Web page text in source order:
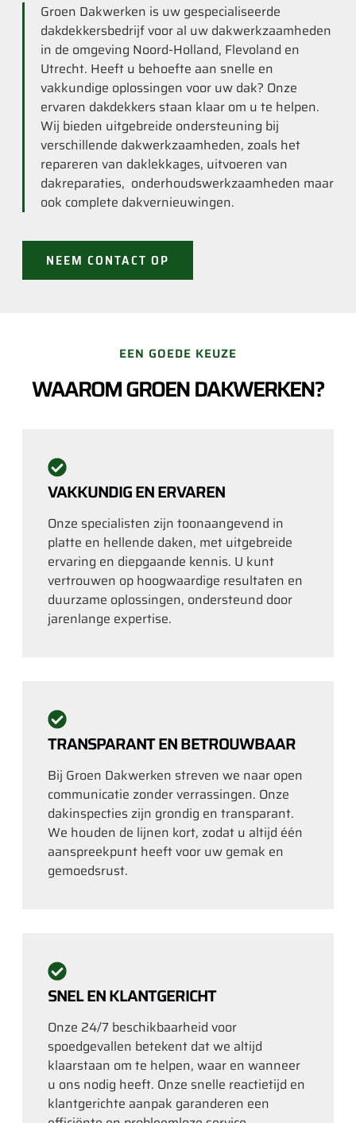
Groen Dakwerken is uw gespecialiseerde
dakdekkersbedrijf voor al uw dakwerkzaamheden
in de omgeving Noord-Holland, Flevoland en
Utrecht. Heeft u behoefte aan snelle en
vakkundige oplossingen voor uw dak? Onze
ervaren dakdekkers staan klaar om u te helpen.
Wij bieden uitgebreide ondersteuning bij
verschillende dakwerkzaamheden, zoals het
repareren van daklekkages, uitvoeren van
dakreparaties, onderhoudswerkzaamheden maar
ook complete dakvernieuwingen.
NEEM CONTACT OP
EEN GOEDE KEUZE
WAAROM GROEN DAKWERKEN?
VAKKUNDIG EN ERVAREN
Onze specialisten zijn toonaangevend in
platte en hellende daken, met uitgebreide
ervaring en diepgaande kennis. U kunt
vertrouwen op hoogwaardige resultaten en
duurzame oplossingen, ondersteund door
jarenlange expertise.
TRANSPARANT EN BETROUWBAAR
Bij Groen Dakwerken streven we naar open
communicatie zonder verrassingen. Onze
dakinspecties zijn grondig en transparant.
We houden de lijnen kort, zodat u altijd één
aanspreekpunt heeft voor uw gemak en
gemoedsrust.
SNEL EN KLANTGERICHT
Onze 24/7 beschikbaarheid voor
spoedgevallen betekent dat we altijd
klaarstaan om te helpen, waar en wanneer
u ons nodig heeft. Onze snelle reactietijd en
klantgerichte aanpak garanderen een